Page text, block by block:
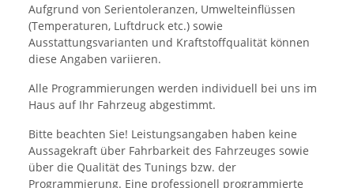
Aufgrund von Serientoleranzen, Umwelteinflüssen
(Temperaturen, Luftdruck etc.) sowie
Ausstattungsvarianten und Kraftstoffqualität können
diese Angaben variieren.
Alle Programmierungen werden individuell bei uns im
Haus auf Ihr Fahrzeug abgestimmt.
Bitte beachten Sie! Leistungsangaben haben keine
Aussagekraft über Fahrbarkeit des Fahrzeuges sowie
über die Qualität des Tunings bzw. der
Programmierung. Eine professionell programmierte